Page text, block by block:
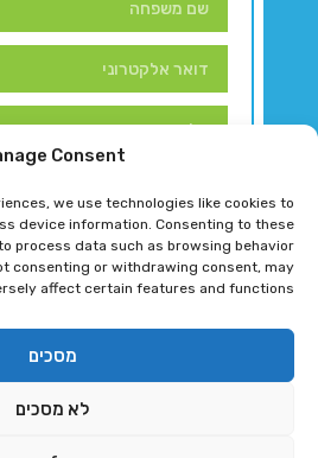
Consent
we use technologies like cookies to
device information. Consenting to these
process data such as browsing behavior
consenting or withdrawing consent, may
affect certain features and functions.
מסכים
לא מסכים